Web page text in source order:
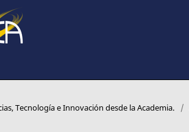
Tecnología e Innovación desde la Academia. /